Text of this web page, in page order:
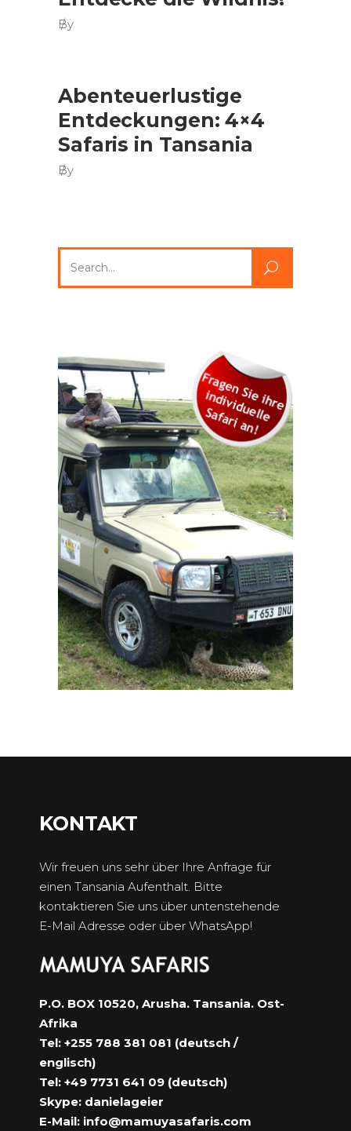
By
Abenteuerlustige
Entdeckungen: 4×4
Safaris in Tansania
By
for:
KONTAKT
Wir freuen uns sehr über Ihre Anfrage für
einen Tansania Aufenthalt. Bitte
kontaktieren Sie uns über untenstehende
E-Mail Adresse oder über WhatsApp!
P.O. BOX 10520, Arusha. Tansania. Ost-
Afrika
Tel: +255 788 381 081 (deutsch /
englisch)
Tel: +49 7731 641 09 (deutsch)
Skype: danielageier
E-Mail: info@mamuyasafaris.com